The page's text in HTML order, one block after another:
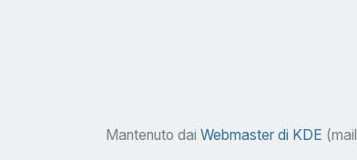
Mantenuto dai Webmaster di KDE